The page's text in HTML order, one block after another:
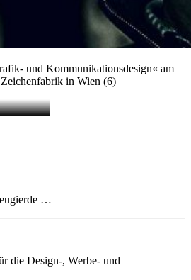
und Kommunikationsdesign« am
in Wien (6)
…
die Design-, Werbe- und